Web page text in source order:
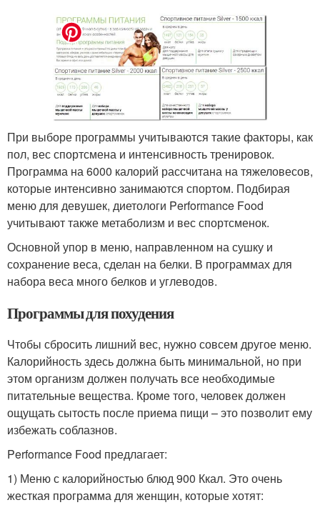
При выборе программы учитываются такие факторы, как
пол, вес спортсмена и интенсивность тренировок.
Программа на 6000 калорий рассчитана на тяжеловесов,
которые интенсивно занимаются спортом. Подбирая
меню для девушек, диетологи Performance Food
учитывают также метаболизм и вес спортсменок.
Основной упор в меню, направленном на сушку и
сохранение веса, сделан на белки. В программах для
набора веса много белков и углеводов.
Программы для похудения
Чтобы сбросить лишний вес, нужно совсем другое меню.
Калорийность здесь должна быть минимальной, но при
этом организм должен получать все необходимые
питательные вещества. Кроме того, человек должен
ощущать сытость после приема пищи – это позволит ему
избежать соблазнов.
Performance Food предлагает:
1) Меню с калорийностью блюд 900 Ккал. Это очень
жесткая программа для женщин, которые хотят: